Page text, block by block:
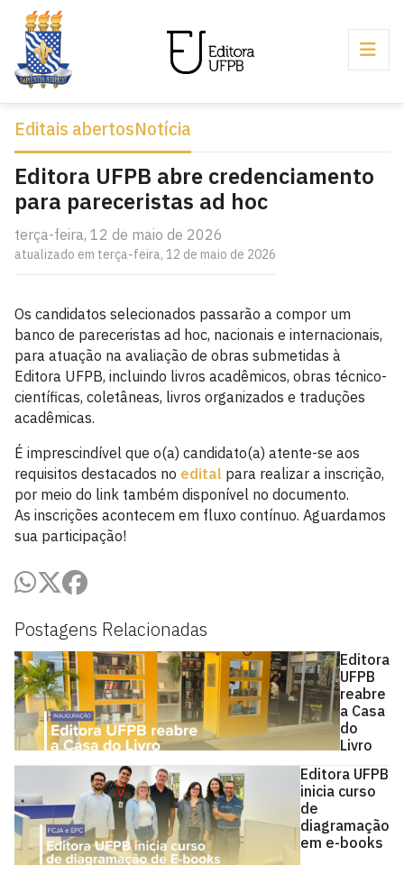
Postagens Relacionadas
Editora
UFPB
reabre
a Casa
do
Livro
Editora UFPB
inicia curso
de
diagramação
em e-books
Editais abertosNotícia
Editora UFPB abre credenciamento
para pareceristas ad hoc
terça-feira, 12 de maio de 2026
atualizado em terça-feira, 12 de maio de 2026
Os candidatos selecionados passarão a compor um
banco de pareceristas ad hoc, nacionais e internacionais,
para atuação na avaliação de obras submetidas à
Editora UFPB, incluindo livros acadêmicos, obras técnico-
científicas, coletâneas, livros organizados e traduções
acadêmicas.
É imprescindível que o(a) candidato(a) atente-se aos
requisitos destacados no edital para realizar a inscrição,
por meio do link também disponível no documento.
As inscrições acontecem em fluxo contínuo. Aguardamos
sua participação!